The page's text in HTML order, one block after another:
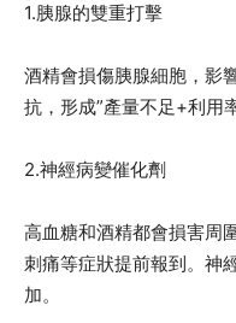
1.胰腺的雙重打擊
酒精會損傷胰腺細胞，影
抗，形成”產量不足+利用
2.神經病變催化劑
高血糖和酒精都會損害周
刺痛等症狀提前報到。神
加。